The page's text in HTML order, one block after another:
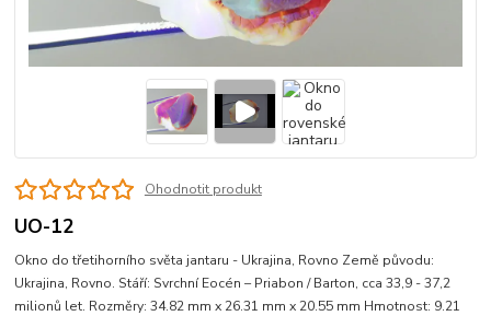
Ohodnotit produkt
UO-12
Okno do třetihorního světa jantaru - Ukrajina, Rovno Země původu:
Ukrajina, Rovno. Stáří: Svrchní Eocén – Priabon / Barton, cca 33,9 - 37,2
milionů let. Rozměry: 34.82 mm x 26.31 mm x 20.55 mm Hmotnost: 9.21